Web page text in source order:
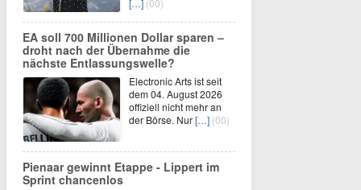
[…] (00)
EA soll 700 Millionen Dollar sparen –
droht nach der Übernahme die
nächste Entlassungswelle?
Electronic Arts ist seit
dem 04. August 2026
offiziell nicht mehr an
der Börse. Nur[…] (00)
Pienaar gewinnt Etappe - Lippert im
Sprint chancenlos